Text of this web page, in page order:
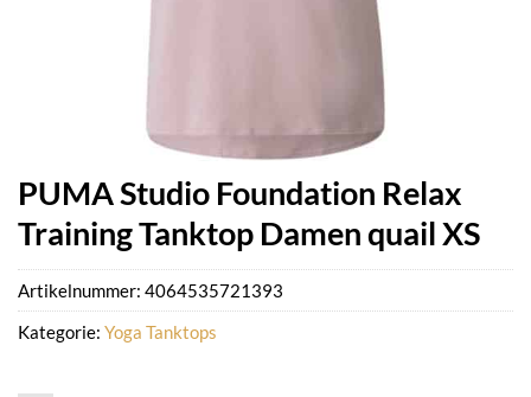
PUMA Studio Foundation Relax
Training Tanktop Damen quail XS
Artikelnummer: 4064535721393
Kategorie: Yoga Tanktops